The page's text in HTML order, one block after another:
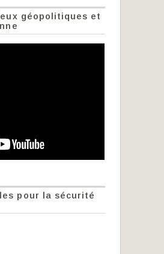
géopolitiques et
pour la sécurité